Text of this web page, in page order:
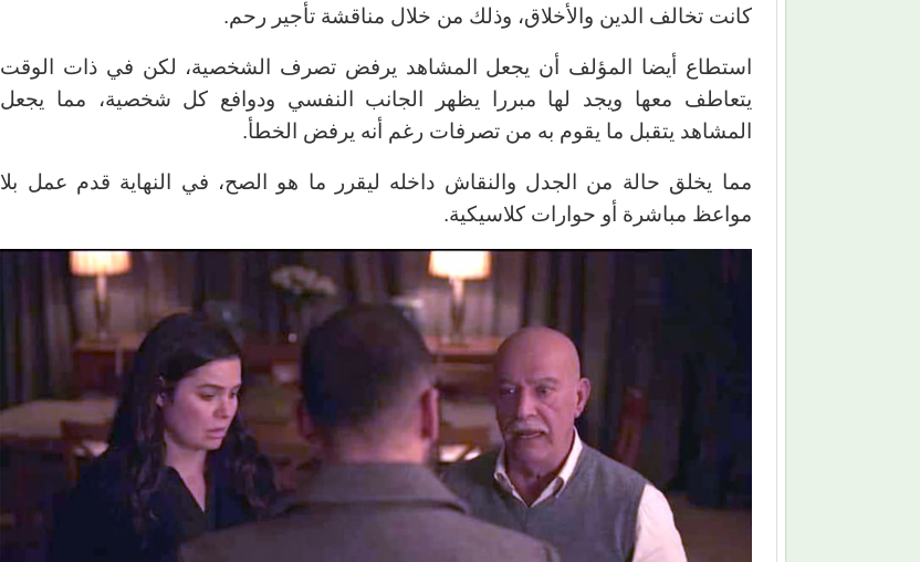
كانت تخالف الدين والأخلاق، وذلك من خلال مناقشة تأجير رحم.
استطاع أيضا المؤلف أن يجعل المشاهد يرفض تصرف الشخصية، لكن في ذات الوقت
يتعاطف معها ويجد لها مبررا يظهر الجانب النفسي ودوافع كل شخصية، مما يجعل
المشاهد يتقبل ما يقوم به من تصرفات رغم أنه يرفض الخطأ.
مما يخلق حالة من الجدل والنقاش داخله ليقرر ما هو الصح، في النهاية قدم عمل بلا
مواعظ مباشرة أو حوارات كلاسيكية.